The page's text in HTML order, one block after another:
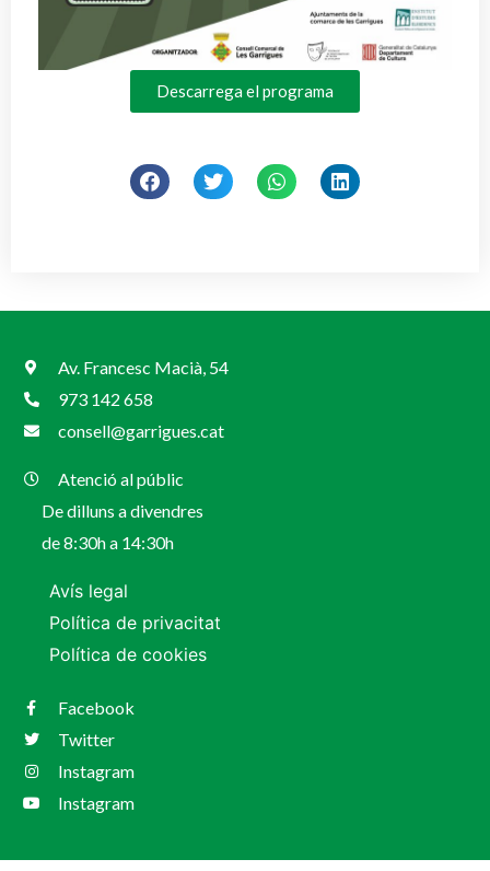
Descarrega el programa
Av. Francesc Macià, 54
973 142 658
consell@garrigues.cat
Atenció al públic
De dilluns a divendres
de 8:30h a 14:30h
Avís legal
Política de privacitat
Política de cookies
Facebook
Twitter
Instagram
Instagram